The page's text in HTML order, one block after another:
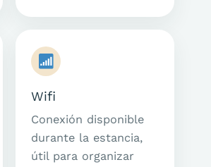
Wifi
Conexión disponible
durante la estancia,
útil para organizar